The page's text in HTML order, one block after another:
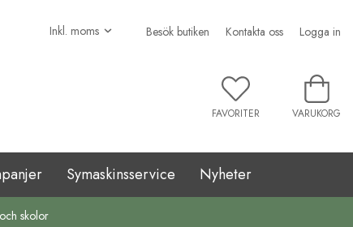
Besök butiken Kontakta oss Logga in
FAVORITER VARUKORG
Symaskinsservice Nyheter
skolor